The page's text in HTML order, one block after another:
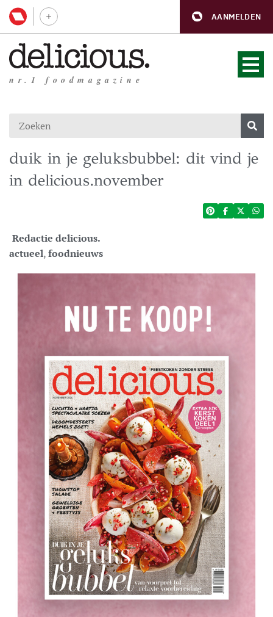
AANMELDEN
nr.1 foodmagazine
duik in je geluksbubbel: dit vind je
in delicious.november
Redactie delicious.
actueel,foodnieuws